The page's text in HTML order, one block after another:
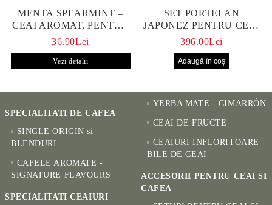
MENTA SPEARMINT –
CEAI AROMAT, PENTRU
CALM ȘI BENEFIC
36.90Lei
Vezi detalii
SET PORTELAN
JAPONEZ PENTRU CEAI
HANAKO, CEAINIC SI 4
396.00Lei
SPECIALITATI DE CAFEA
SINGLE ORIGIN si
BLENDURI
CAFELE AROMATE -
SIGNATURE FLAVOURS
SPECIALITATI CEAIURI
YERBA MATE - CIMARRÓN
CEAI DE FRUCTE
CEAIURI INFLORITOARE -
BILE DE CEAI
ACCESORII PENTRU CEAI SI
CAFEA